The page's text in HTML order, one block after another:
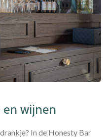
en wijnen
In de Honesty Bar